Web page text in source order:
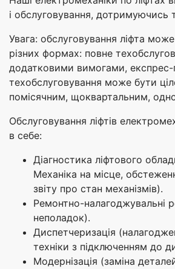
і обслуговування, дотримуючись
Увага: обслуговування ліфта
різних формах: повне
додатковими вимогами,
техобслуговування може бути
помісячним, щоквартальним,
Обслуговування ліфтів
в себе:
Діагностика ліфтового
Механіка на місце,
звіту про стан механізмів).
Ремонтно-налагоджувальні
неполадок).
Диспетчеризація
техніки з підключенням до
Модернізація (заміна